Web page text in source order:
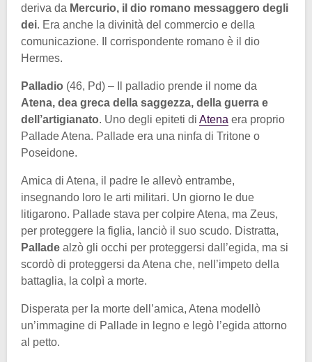
deriva da Mercurio, il dio romano messaggero degli
dei. Era anche la divinità del commercio e della
comunicazione. Il corrispondente romano è il dio
Hermes.
Palladio (46, Pd) – Il palladio prende il nome da
Atena, dea greca della saggezza, della guerra e
dell’artigianato. Uno degli epiteti di Atena era proprio
Pallade Atena. Pallade era una ninfa di Tritone o
Poseidone.
Amica di Atena, il padre le allevò entrambe,
insegnando loro le arti militari. Un giorno le due
litigarono. Pallade stava per colpire Atena, ma Zeus,
per proteggere la figlia, lanciò il suo scudo. Distratta,
Pallade alzò gli occhi per proteggersi dall’egida, ma si
scordò di proteggersi da Atena che, nell’impeto della
battaglia, la colpì a morte.
Disperata per la morte dell’amica, Atena modellò
un’immagine di Pallade in legno e legò l’egida attorno
al petto.